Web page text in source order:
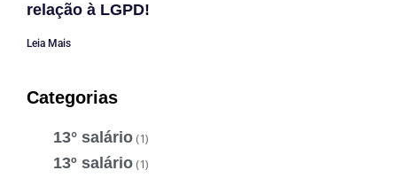
relação à LGPD!
Leia Mais
Categorias
13° salário (1)
13º salário (1)